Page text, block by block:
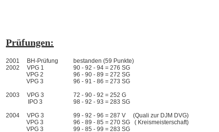
Prüfungen:
2001 BH-Prüfung
2002 VPG 1
VPG 2
VPG 3
2003 VPG 3
IPO 3
2004 VPG 3
VPG 3
VPG 3
bestanden (59 Punkte)
90 - 92 - 94 = 276 SG
96 - 90 - 89 = 272 SG
96 - 91 - 86 = 273 SG
72 - 90 - 92 = 252 G
98 - 92 - 93 = 283 SG
99 - 92 - 96 = 287 V (Quali zur DJM DVG)
96 - 89 - 85 = 270 SG ( Kreismeisterschaft)
99 - 85 - 99 = 283 SG